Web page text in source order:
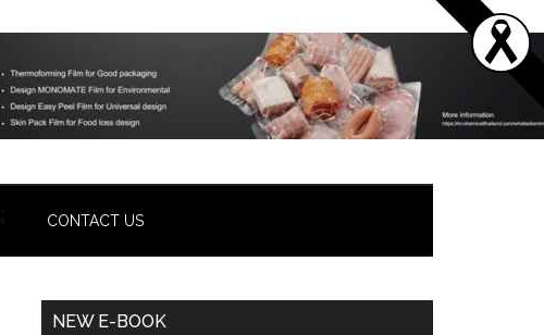
CONTACT US
Primary
NEW E-BOOK